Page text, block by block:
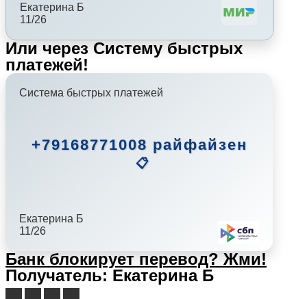
Екатерина Б
11/26
Или через Систему быстрых
платежей!
Система быстрых платежей
+79168771008 райфайзен
📋
Екатерина Б
11/26
Банк блокирует перевод? Жми!
Получатель: Екатерина Б